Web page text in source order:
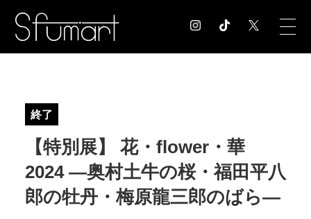
EXHIBITION 展覧会情報
MUSEUM 美術館情報
NEWS
終了
【特別展】 花・flower・華
2024 ―奥村土牛の桜・福田平八
郎の牡丹・梅原龍三郎のばら―